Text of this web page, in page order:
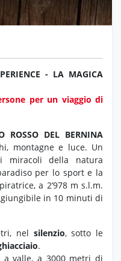
- LA MAGICA
per un viaggio di
ROSSO DEL BERNINA
montagne e luce. Un
miracoli della natura
per lo sport e la
a 2’978 m s.l.m.
in 10 minuti di
nel silenzio, sotto le
.
a valle, a 3000 metri di